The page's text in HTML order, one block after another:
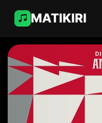
MATIKIRI